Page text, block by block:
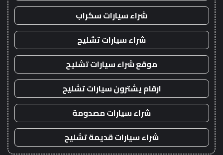
شراء سيارات سكراب
شراء سيارات تشليح
موقع شراء سيارات تشليح
ارقام يشترون سيارات تشليح
شراء سيارات مصدومة
شراء سيارات قديمة تشليح